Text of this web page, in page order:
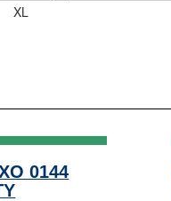
XL
0144